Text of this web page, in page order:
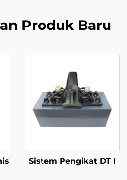
Produk Baru
Sistem Pengikat DT I